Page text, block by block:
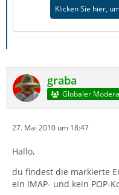
Klicken Sie hier,
graba
Globaler
27. Mai 2010 um 18:47
Hallo,
du findest die markierte
ein IMAP- und kein POP-